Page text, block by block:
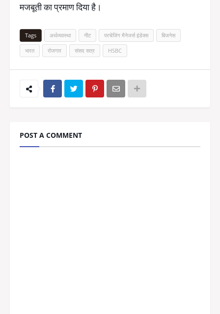
मजबूती का प्रमाण दिया है।
Tags अर्थव्यवस्था नीट परचेजिंग मैनेजर्स इंडेक्स बिजनेस
भारत रोजगार संसद सत्र HSBC
POST A COMMENT